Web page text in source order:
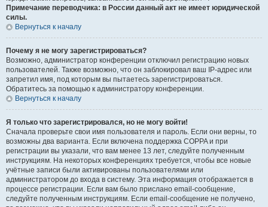
Примечание переводчика: в России данный акт не имеет юридической
силы.
Вернуться к началу
Почему я не могу зарегистрироваться?
Возможно, администратор конференции отключил регистрацию новых
пользователей. Также возможно, что он заблокировал ваш IP-адрес или
запретил имя, под которым вы пытаетесь зарегистрироваться.
Обратитесь за помощью к администратору конференции.
Вернуться к началу
Я только что зарегистрировался, но не могу войти!
Сначала проверьте свои имя пользователя и пароль. Если они верны, то
возможны два варианта. Если включена поддержка COPPA и при
регистрации вы указали, что вам менее 13 лет, следуйте полученным
инструкциям. На некоторых конференциях требуется, чтобы все новые
учётные записи были активированы пользователями или
администратором до входа в систему. Эта информация отображается в
процессе регистрации. Если вам было прислано email-сообщение,
следуйте полученным инструкциям. Если email-сообщение не получено,